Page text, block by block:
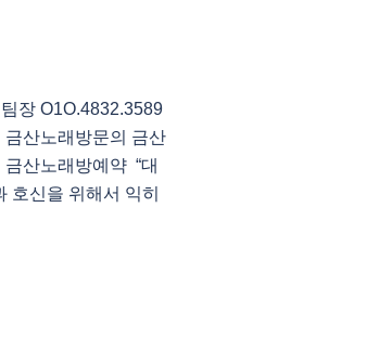
장 O1O.4832.3589
산노래방문의 금산
산노래방예약 “대
호신을 위해서 익히